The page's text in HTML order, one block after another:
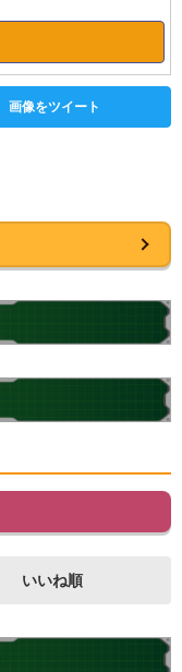
画像をツイート
いいね順